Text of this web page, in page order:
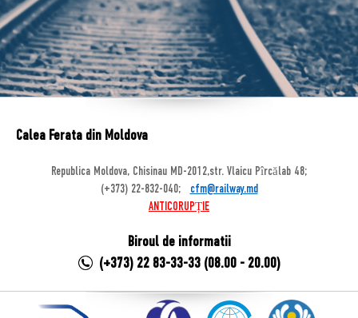
Calea Ferata din Moldova
Republica Moldova, Chisinau MD-2012,str. Vlaicu Pîrcălab 48;
(+373) 22-832-040;
cfm@railway.md
ANTICORUPȚIE
Biroul de informatii
(+373) 22 83-33-33 (08.00 - 20.00)